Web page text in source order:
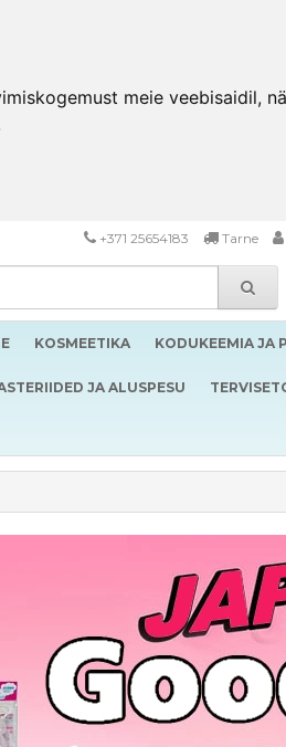
meie veebisaidil,
+371 25654183 Tarne
KOSMEETIKA KODUKEEMIA JA
JA ALUSPESU